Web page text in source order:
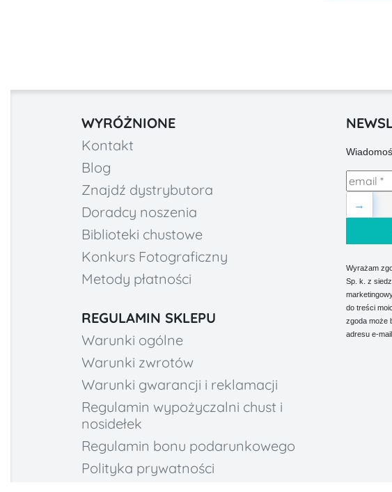
WYRÓŻNIONE
Kontakt
Blog
Znajdź dystrybutora
Doradcy noszenia
Biblioteki chustowe
Konkurs Fotograficzny
Metody płatności
REGULAMIN SKLEPU
Warunki ogólne
Warunki zwrotów
Warunki gwarancji i reklamacji
Regulamin wypożyczalni chust i
nosidełek
Regulamin bonu podarunkowego
Polityka prywatności
→
Wyrażam
Sp. k. z
do treści
zgoda może
adresu e-